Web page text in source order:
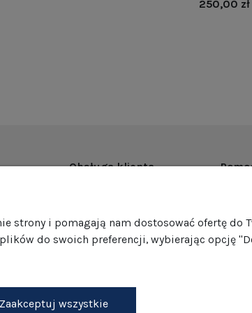
250,00 zł
Obsługa klienta
Formy płatności
Jak pakujemy nasze produkty?
GPSR
i pomagają nam dostosować ofertę do
do swoich preferencji, wybierając opcję
Zaakceptuj wszystkie